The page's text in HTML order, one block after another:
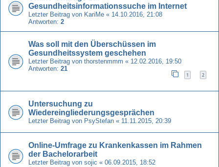
Gesundheitsinformationssuche im Internet
Letzter Beitrag von KariMe « 14.10.2016, 21:08
Antworten: 2
Was soll mit den Überschüssen im
Gesundheitssystem geschehen
Letzter Beitrag von thorstenmmm « 12.02.2016, 19:50
Antworten: 21
1 2
Untersuchung zu
Wiedereingliederungsgesprächen
Letzter Beitrag von PsyStefan « 11.11.2015, 20:39
Online-Umfrage zu Krankenkassen im Rahmen
der Bachelorarbeit
Letzter Beitrag von sojic « 06.09.2015, 18:52